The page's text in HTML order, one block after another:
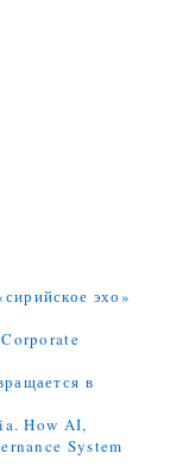
эхо»
в
How AI,
System